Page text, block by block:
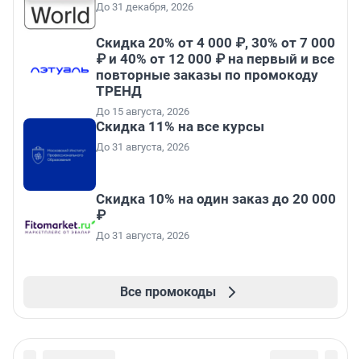
До 31 декабря, 2026
Скидка 20% от 4 000 ₽, 30% от 7 000
₽ и 40% от 12 000 ₽ на первый и все
повторные заказы по промокоду
ТРЕНД
До 15 августа, 2026
Скидка 11% на все курсы
До 31 августа, 2026
Скидка 10% на один заказ до 20 000
₽
До 31 августа, 2026
Все промокоды